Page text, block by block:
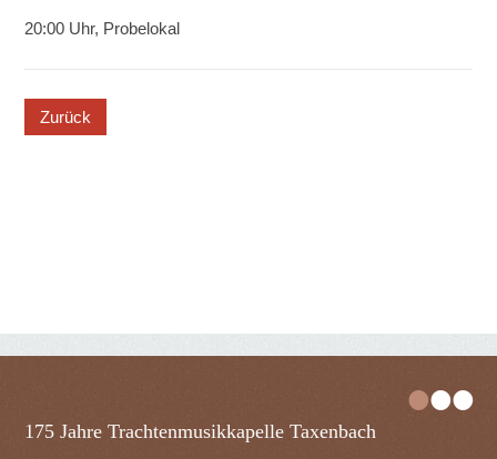
20:00 Uhr, Probelokal
button
•••
175 Jahre Trachtenmusikkapelle Taxenbach